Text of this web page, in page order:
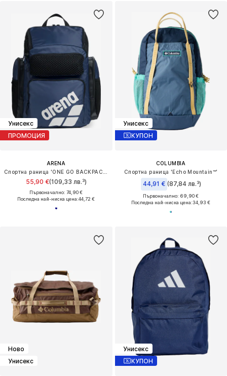
Унисекс
ПРОМОЦИЯ
ARENA
55,90 €(109,33 лв.³)
Първоначално: 74,90 €
Последна най-ниска цена:44,72 €
Унисекс
КУПОН
COLUMBIA
Спортна раница 'Echo Mountain™'
44,91 € (87,84 лв.³)
Първоначално: 69,90 €
Последна най-ниска цена:34,93 €
Ново
Унисекс
Унисекс
КУПОН